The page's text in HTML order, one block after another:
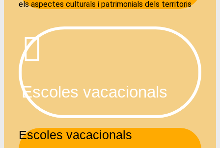
els aspectes culturals i patrimonials dels territoris
Escoles vacacionals
Escoles vacacionals